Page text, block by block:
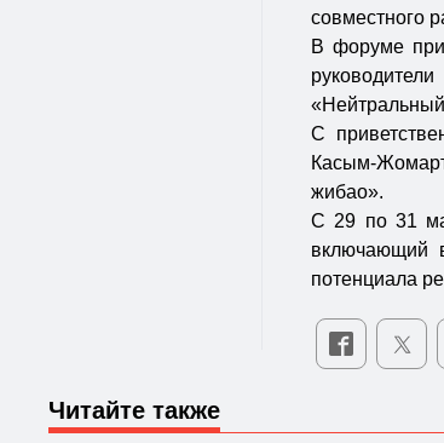
совместного
В форуме
С
Касым-
жибао».
С 29 по 31
включающий
потенциала
Читайте также